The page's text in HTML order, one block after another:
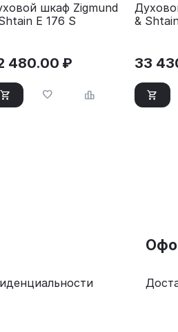
шкаф Zigmund
E 176 S
480.00 ₽
&
33